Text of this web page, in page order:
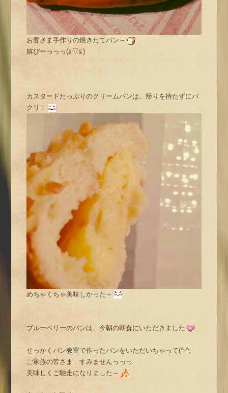
お客さま手作りの焼きたてパン～
嬉ぴーっっっ(≧▽≦)
カスタードたっぷりのクリームパンは、帰りを待たずにパ
クリ！
めちゃくちゃ美味しかった～
ブルーベリーのパンは、今朝の朝食にいただきました
せっかくパン教室で作ったパンをいただいちゃって(^-^;
ご家族の皆さま すみませんっっっ
美味しくご馳走になりました～